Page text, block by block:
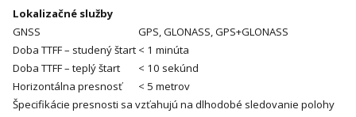
Lokalizačné služby
GNSS
GPS, GLONASS, GPS+GLONASS
Doba TTFF – studený štart < 1 minúta
Doba TTFF – teplý štart
< 10 sekúnd
Horizontálna presnosť
< 5 metrov
Špecifikácie presnosti sa vzťahujú na dlhodobé sledovanie polohy